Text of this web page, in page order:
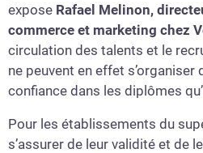
expose Rafael Melinon,
commerce et marketing chez
circulation des talents et le
ne peuvent en effet s’organiser
confiance dans les diplômes
Pour les établissements du
s’assurer de leur validité et de